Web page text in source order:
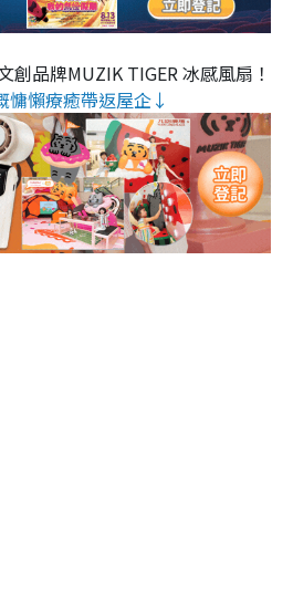
創品牌MUZIK TIGER 冰感風扇！
慵懶療癒帶返屋企↓